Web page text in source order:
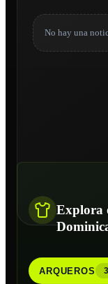
No hay una
Explora
ARQUEROS 3